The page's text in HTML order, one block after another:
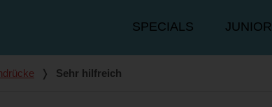
Hauptmenü
SPECIALS JUNIOR
❭ Sehr hilfreich